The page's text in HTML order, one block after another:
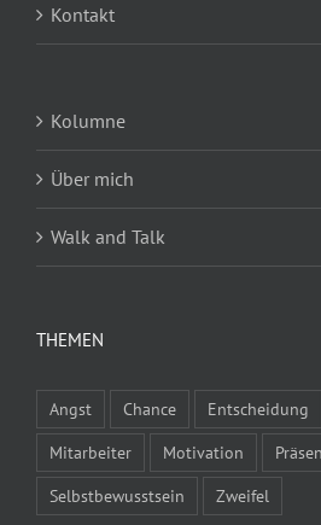
Kontakt
Kolumne
Über mich
Walk and Talk
THEMEN
Angst Chance Entscheidung
Mitarbeiter
Motivation
Selbstbewusstsein
Zweifel